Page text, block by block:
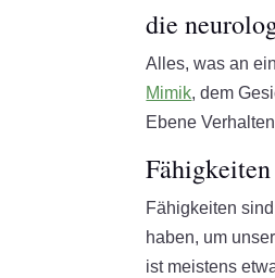
die
Alles, was an
Mimik, dem
Ebene
Fähigkeiten
Fähigkeiten
haben, um
ist meistens